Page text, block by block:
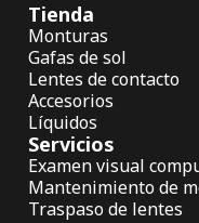
Tienda
Monturas
Gafas de sol
Lentes de contacto
Accesorios
Líquidos
Servicios
Examen visual
Mantenimiento de
Traspaso de lentes